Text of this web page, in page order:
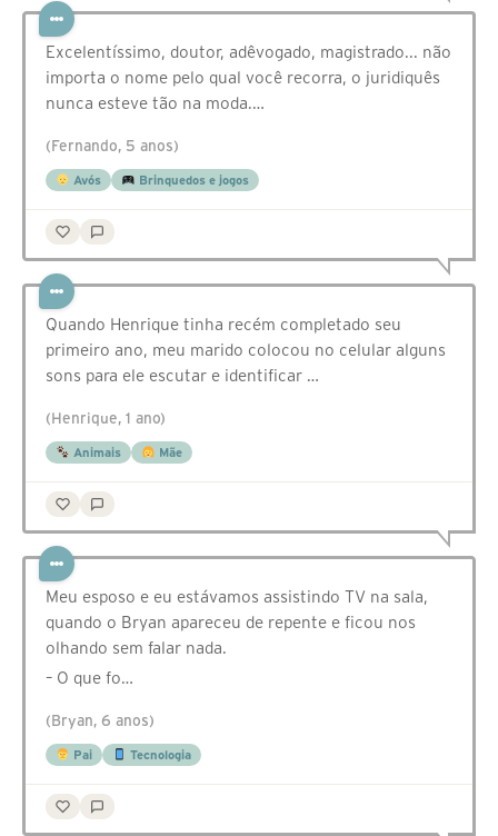
Excelentíssimo, doutor, adêvogado, magistrado... não
importa o nome pelo qual você recorra, o juridiquês
nunca esteve tão na moda.…
(Fernando, 5 anos)
Avós Brinquedos e jogos
Quando Henrique tinha recém completado seu
primeiro ano, meu marido colocou no celular alguns
sons para ele escutar e identificar …
(Henrique, 1 ano)
Animais Mãe
Meu esposo e eu estávamos assistindo TV na sala,
quando o Bryan apareceu de repente e ficou nos
olhando sem falar nada.
– O que fo…
(Bryan, 6 anos)
Pai Tecnologia